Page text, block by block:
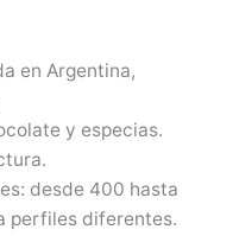
en Argentina,
y especias.
desde 400 hasta
perfiles diferentes.